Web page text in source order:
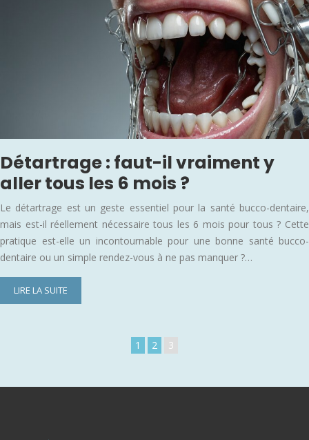
Détartrage : faut-il vraiment y
aller tous les 6 mois ?
Le détartrage est un geste essentiel pour la santé bucco-dentaire,
mais est-il réellement nécessaire tous les 6 mois pour tous ? Cette
pratique est-elle un incontournable pour une bonne santé bucco-
dentaire ou un simple rendez-vous à ne pas manquer ?…
LIRE LA SUITE
1 2 3